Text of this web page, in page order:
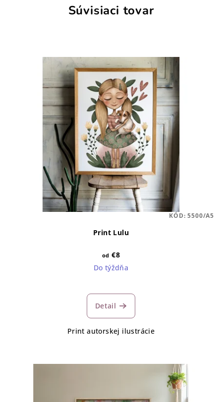
Súvisiaci tovar
Print Lulu
od €8
Do týždňa
Detail
Print autorskej ilustrácie
KÓD:5500/A5